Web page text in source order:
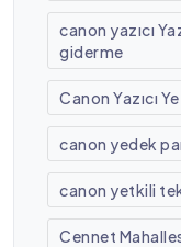
canon yazıcı
giderme
Canon Yazıcı
canon yedek
canon yetkili
Cennet